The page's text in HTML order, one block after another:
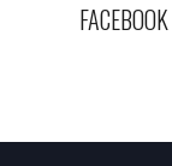
FACEBOOK